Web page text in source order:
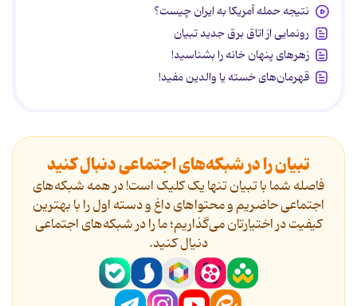
نتیجه حمله آمریکا به ایران چیست؟
رونمایی از اتاق برق جدید تبیان
زهرهای پنهان خانه را بشناسید!
قهرمان‌های خسته یا والدین مفید!
تبیان را در شبکه‌های اجتماعی دنبال کنید
فاصله شما با تبیان تنها یک کلیک است! در همه شبکه‌های
اجتماعی حاضریم و محتواهای داغ و دسته اول را با بهترین
کیفیت در اختیارتان می‌گذاریم؛ ما را در شبکه‌های اجتماعی
دنیال کنید.